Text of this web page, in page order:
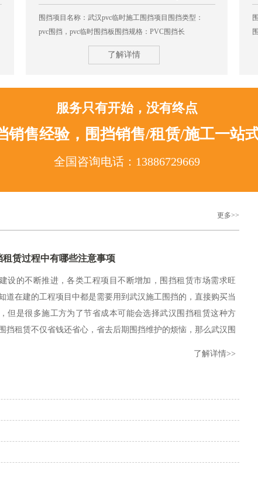
围挡项目名称：武汉pvc临时施工围挡项目围挡类型：
pvc围挡，pvc临时围挡板围挡规格：PVC围挡长
3000mm*高2000mm围挡总长度：pvc临时施工围挡全长
了解详情
服务只有开始，没有终点
销售经验，围挡销售/租赁/施工一站
全国咨询电话：13886729669
更多>>
租赁过程中有哪些注意事项
设的不断推进，各类工程项目不断增加，围挡租赁市场需求旺
道在建的工程项目中都是需要用到武汉施工围挡的，直接购买当
但是很多施工方为了节省成本可能会选择武汉围挡租赁这种方
挡租赁不仅省钱还省心，省去后期围挡维护的烦恼，那么武汉围
了解详情>>